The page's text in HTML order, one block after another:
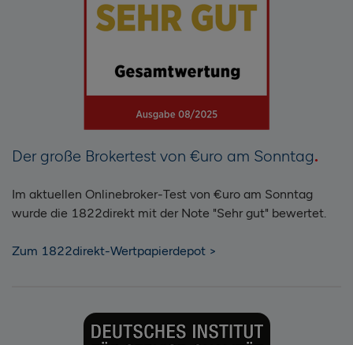
Der große Brokertest von €uro am Sonntag
Im aktuellen Onlinebroker-Test von €uro am Sonntag
wurde die 1822direkt mit der Note "Sehr gut" bewertet.
Zum 1822direkt-Wertpapierdepot >